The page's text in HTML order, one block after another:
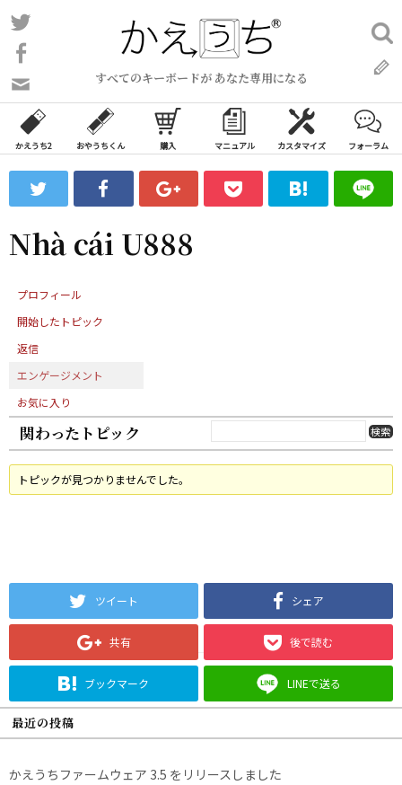
コ
ン
ン
ツ
ス
ッ
プ
すべてのキーボードが あなた専用になる
い
合
わ
フ
ォ
ム
検
索:
かえうち2 おやうちくん 購入 マニュアル カスタマイズ フォーラム
Nhà cái U888
プロフィール
開始したトピック
返信
エンゲージメント
お気に入り
関わったトピック
トピックが見つかりませんでした。
ツイート シェア
共有 後で読む
ブックマーク LINEで送る
最近の投稿
かえうちファームウェア 3.5 をリリースしました